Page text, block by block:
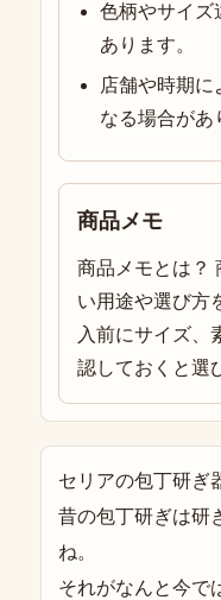
色柄やサイズ
あります。
店舗や時期
なる場合があ
商品メモ
商品メモとは？
い用途や選び方
入前にサイズ、
認しておくと選
セリアの包丁研ぎ
昔の包丁研ぎは研
ね。
それがなんと今で